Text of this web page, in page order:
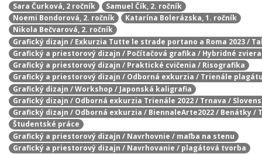
Sara Čurková, 2 ročník
Samuel Čík, 2. ročník
Noemi Bondorová, 2. ročník
Katarína Bolerázska, 1. ročník
Nikola Bečvarová, 2. ročník
Grafický dizajn / Exkurzia Tutte le strade portano a Roma 2023 /
Grafický a priestorový dizajn / Počítačová grafika / Hybridné
Grafický a priestorový dizajn / Praktické cvičenia / Risografika
Grafický a priestorový dizajn / Odborná exkurzia / Trienále
Grafický dizajn / Workshop / Japonská kaligrafia
Grafický dizajn / Odborná exkurzia Trienále 2022 / Trnava /
Grafický dizajn / Odborná exkurzia / BiennaleArte2022 / Benátky /
Študentské práce
Grafický a priestorový dizajn / Navrhovnie / maľba na stenu
Grafický a priestorový dizajn / Navrhovanie / plagátová tvorba